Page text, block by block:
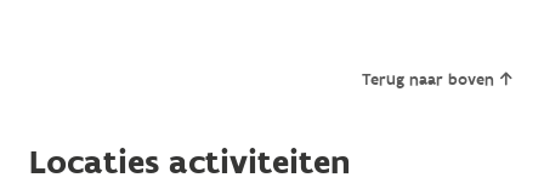
Terug naar boven
Locaties activiteiten